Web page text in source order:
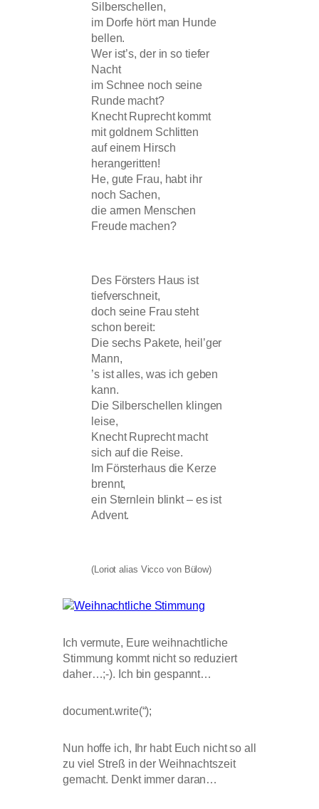
Silberschellen,
im Dorfe hört man Hunde
bellen.
Wer ist’s, der in so tiefer
Nacht
im Schnee noch seine
Runde macht?
Knecht Ruprecht kommt
mit goldnem Schlitten
auf einem Hirsch
herangeritten!
He, gute Frau, habt ihr
noch Sachen,
die armen Menschen
Freude machen?
Des Försters Haus ist
tiefverschneit,
doch seine Frau steht
schon bereit:
Die sechs Pakete, heil’ger
Mann,
’s ist alles, was ich geben
kann.
Die Silberschellen klingen
leise,
Knecht Ruprecht macht
sich auf die Reise.
Im Försterhaus die Kerze
brennt,
ein Sternlein blinkt – es ist
Advent.
(Loriot alias Vicco von Bülow)
Ich vermute, Eure weihnachtliche
Stimmung kommt nicht so reduziert
daher…;-). Ich bin gespannt…
document.write(“);
Nun hoffe ich, Ihr habt Euch nicht so all
zu viel Streß in der Weihnachtszeit
gemacht. Denkt immer daran…